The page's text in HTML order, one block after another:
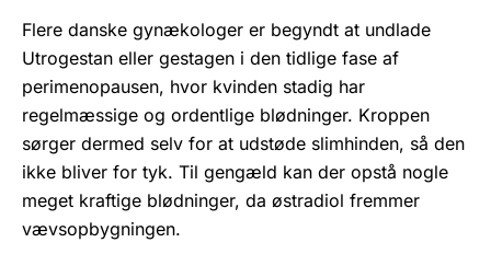
Flere danske gynækologer er begyndt at undlade
Utrogestan eller gestagen i den tidlige fase af
perimenopausen, hvor kvinden stadig har
regelmæssige og ordentlige blødninger. Kroppen
sørger dermed selv for at udstøde slimhinden, så den
ikke bliver for tyk. Til gengæld kan der opstå nogle
meget kraftige blødninger, da østradiol fremmer
vævsopbygningen.